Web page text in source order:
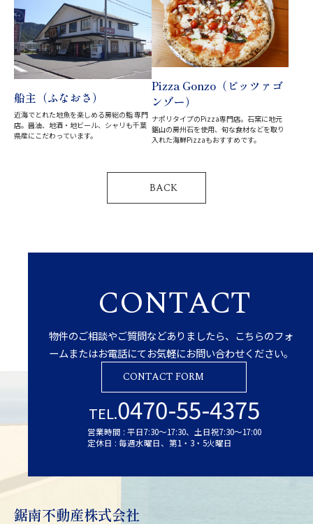
船主（ふなおさ）
近海でとれた地魚を楽しめる房総の鮨 専門
店。醤油、地酒・地ビール、シャリも千葉
県産にこだわっています。
Pizza Gonzo（ピッツァゴ
ンゾー）
ナポリタイプのPizza専門店。石窯に地元
鋸山の房州石を使用、旬な食材などを取り
入れた海鮮Pizzaもおすすめです。
BACK
CONTACT
CONTACT FORM
物件のご相談やご質問などありましたら、こちらのフォ
ームまたはお電話にてお気軽にお問い合わせください。
TEL.0470-55-4375
営業時間 : 平日7:30～17:30、土日祝7:30～17:00
定休日 : 毎週水曜日、第1・3・5火曜日
鋸南不動産株式会社